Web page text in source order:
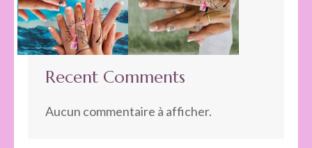
Recent Comments
Aucun commentaire à afficher.